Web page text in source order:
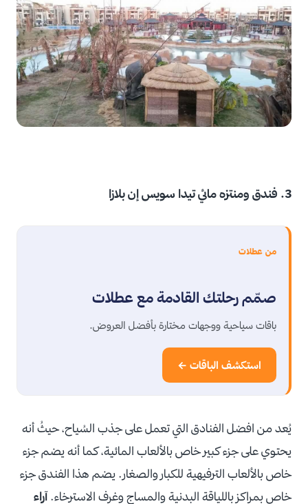
3. فندق ومنتزه مائي تيدا سويس إن بلازا
من عطلات
صمّم رحلتك القادمة مع عطلات
باقات سياحية ووجهات مختارة بأفضل العروض.
استكشف الباقات ←
يُعد من افضل الفنادق التي تعمل على جذب السُياح، حيثُ أنه
يحتوي على جزء كبير خاص بالألعاب المائية، كما أنه يضم جزء
خاص بالألعاب الترفيهية للكبار والصغار. يضم هذا الفندق جزء
خاص بمراكز باللياقة البدنية والمساج وغرف الاسترخاء.آراء